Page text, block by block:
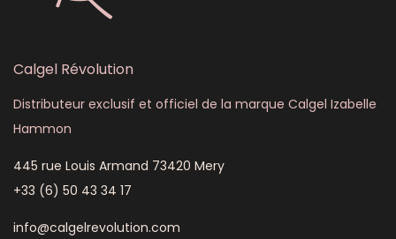
Calgel Révolution
Distributeur exclusif et officiel de la marque Calgel Izabelle
Hammon
445 rue Louis Armand 73420 Mery
+33 (6) 50 43 34 17
info@calgelrevolution.com